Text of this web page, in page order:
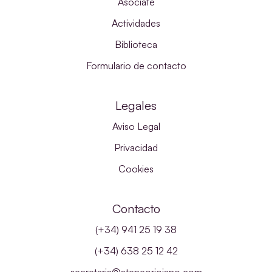
Actividades
Biblioteca
Formulario de contacto
Legales
Aviso Legal
Privacidad
Cookies
Contacto
(+34) 941 25 19 38
(+34) 638 25 12 42